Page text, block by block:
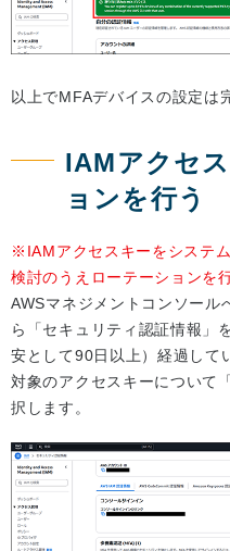
以上でMFAデバイスの設定は
IAMアクセ
ョンを行う
※IAMアクセスキーをシステ
検討のうえローテーションを
AWSマネジメントコンソール
ら「セキュリティ認証情報」
安として90日以上）経過して
対象のアクセスキーについて
択します。